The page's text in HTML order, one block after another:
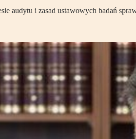
audytu i zasad ustawowych badań